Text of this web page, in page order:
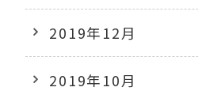
2019年12月
2019年10月